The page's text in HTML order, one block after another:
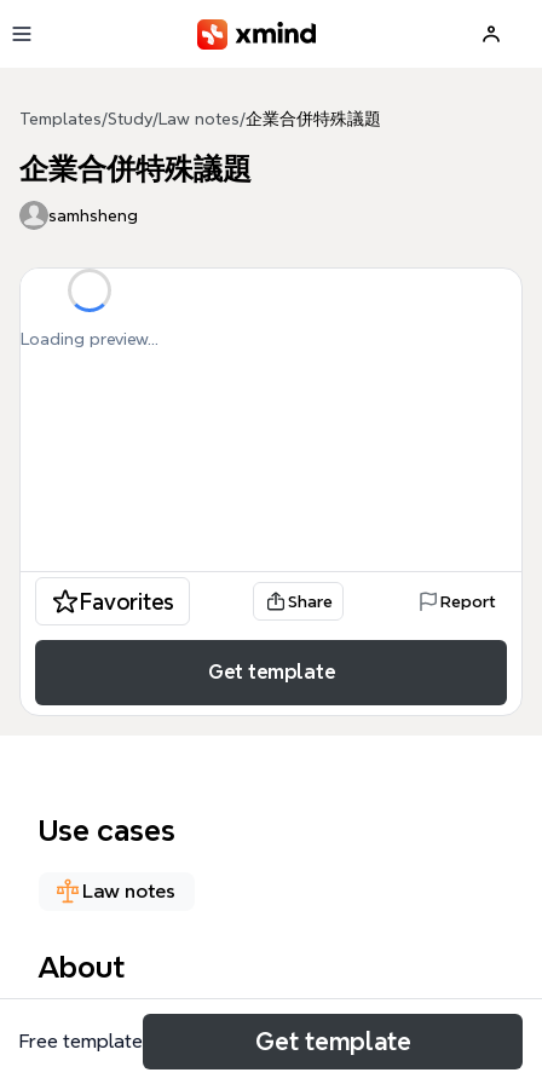
Templates/Study/ Law notes/企業合併特殊議題
企業合併特殊議題
samhsheng
Loading preview...
Favorites Share Report
Get template
Use cases
Law notes
About
企業合併特殊議題（反向收購、無移轉對價合併、認列
及衡量原則例外）是會計專業人士在處理複雜合併案件
Free template Get template